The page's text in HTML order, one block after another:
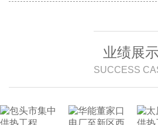
业绩展示
SUCCESS